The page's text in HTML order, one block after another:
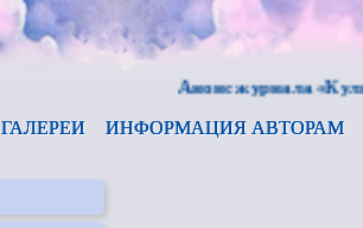
Анонс журнала
ГАЛЕРЕИ ИНФОРМАЦИЯ АВТОРАМ